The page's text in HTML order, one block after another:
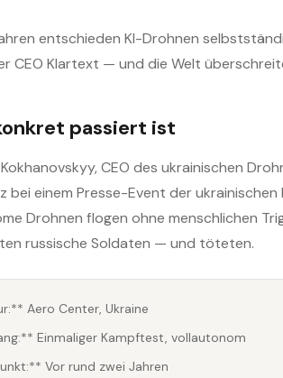
entschieden KI-Drohnen
CEO Klartext — und die Welt
passiert ist
CEO des ukrainischen
bei einem Presse-Event der
Drohnen flogen ohne menschlichen
russische Soldaten — und töteten.
Aero Center, Ukraine
Einmaliger Kampftest, vollautonom
Vor rund zwei Jahren